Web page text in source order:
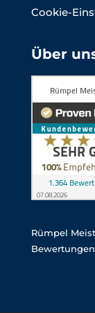
Cookie-
Über
Rümpel